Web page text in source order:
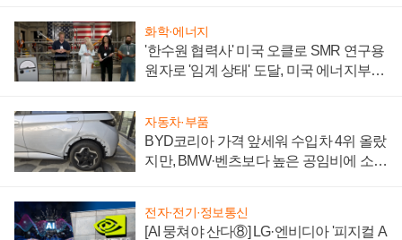
화학·에너지
'한수원 협력사' 미국 오클로 SMR 연구용
원자로 '임계 상태' 도달, 미국 에너지부
자동차·부품
BYD코리아 가격 앞세워 수입차 4위 올랐
지만, BMW·벤츠보다 높은 공임비에 소비
전자·전기·정보통신
[AI 뭉쳐야 산다⑧] LG·엔비디아 '피지컬 A